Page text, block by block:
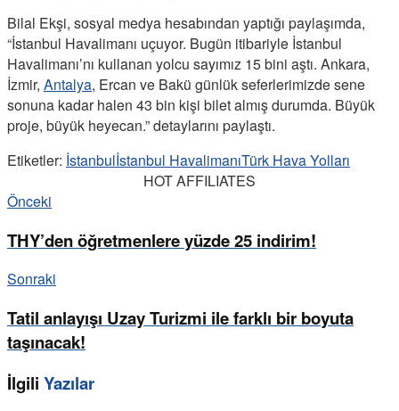
Bilal Ekşi, sosyal medya hesabından yaptığı paylaşımda,
“İstanbul Havalimanı uçuyor. Bugün itibariyle İstanbul
Havalimanı’nı kullanan yolcu sayımız 15 bini aştı. Ankara,
İzmir, Antalya, Ercan ve Bakü günlük seferlerimizde sene
sonuna kadar halen 43 bin kişi bilet almış durumda. Büyük
proje, büyük heyecan.” detaylarını paylaştı.
Etiketler: İstanbulİstanbul HavalimanıTürk Hava Yolları
HOT AFFILIATES
Önceki
THY’den öğretmenlere yüzde 25 indirim!
Sonraki
Tatil anlayışı Uzay Turizmi ile farklı bir boyuta
taşınacak!
İlgili Yazılar